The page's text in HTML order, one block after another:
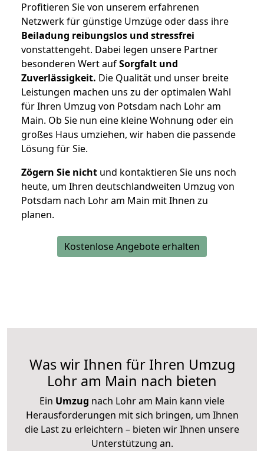
Profitieren Sie von unserem erfahrenen
Netzwerk für günstige Umzüge oder dass ihre
Beiladung reibungslos und stressfrei
vonstattengeht. Dabei legen unsere Partner
besonderen Wert aufSorgfalt und
Zuverlässigkeit. Die Qualität und unser breite
Leistungen machen uns zu der optimalen Wahl
für Ihren Umzug von Potsdam nach Lohr am
Main. Ob Sie nun eine kleine Wohnung oder ein
großes Haus umziehen, wir haben die passende
Lösung für Sie.
Zögern Sie nicht und kontaktieren Sie uns noch
heute, um Ihren deutschlandweiten Umzug von
Potsdam nach Lohr am Main mit Ihnen zu
planen.
Kostenlose Angebote erhalten
Was wir Ihnen für Ihren Umzug
Lohr am Main nach bieten
Ein Umzug nach Lohr am Main kann viele
Herausforderungen mit sich bringen, um Ihnen
die Last zu erleichtern – bieten wir Ihnen unsere
Unterstützung an.